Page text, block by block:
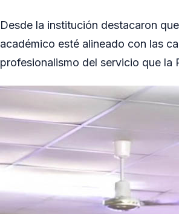
Desde la institución destacaron
académico esté alineado con las
profesionalismo del servicio que la